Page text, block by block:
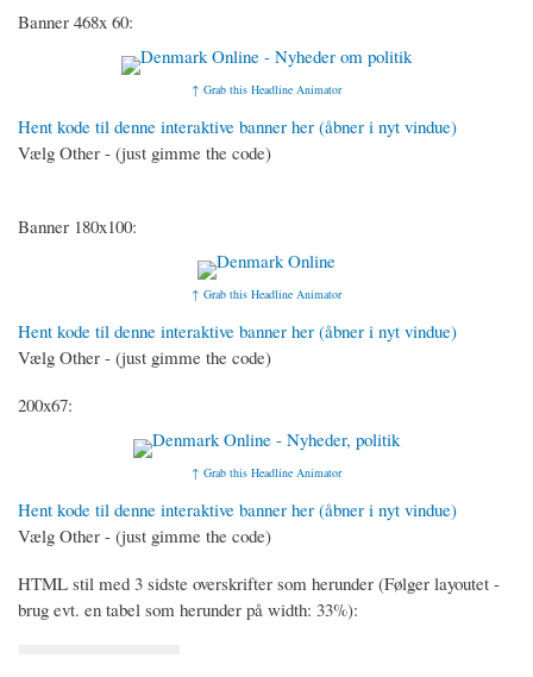
Banner 468x 60:
↑ Grab this Headline Animator
Hent kode til denne interaktive banner her (åbner i nyt vindue)
Vælg Other - (just gimme the code)
Banner 180x100:
↑ Grab this Headline Animator
Hent kode til denne interaktive banner her (åbner i nyt vindue)
Vælg Other - (just gimme the code)
200x67:
↑ Grab this Headline Animator
Hent kode til denne interaktive banner her (åbner i nyt vindue)
Vælg Other - (just gimme the code)
HTML stil med 3 sidste overskrifter som herunder (Følger layoutet -
brug evt. en tabel som herunder på width: 33%):